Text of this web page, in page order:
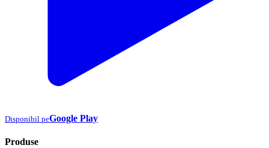
Disponibil peGoogle Play
Produse